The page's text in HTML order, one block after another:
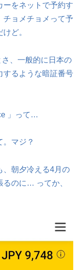
ーをネットで予約す
チョメチョメって予
ど。
、一般的に日本の
するような暗証番号
」って…
マジ？
、朝夕冷える4月の
るのに… ってか、